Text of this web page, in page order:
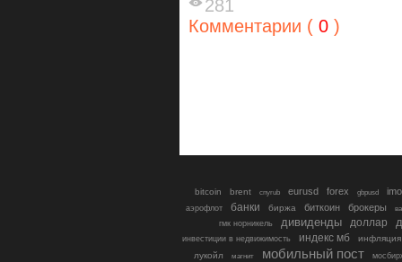
281
Комментарии ( 0 )
bitcoin brent cnyrub eurusd forex gbpusd
аэрофлот банки биржа биткоин брокеры
гмк норникель
дивиденды доллар
инвестиции в недвижимость индекс мб
инфляция
лукойл
магнит мобильный пост